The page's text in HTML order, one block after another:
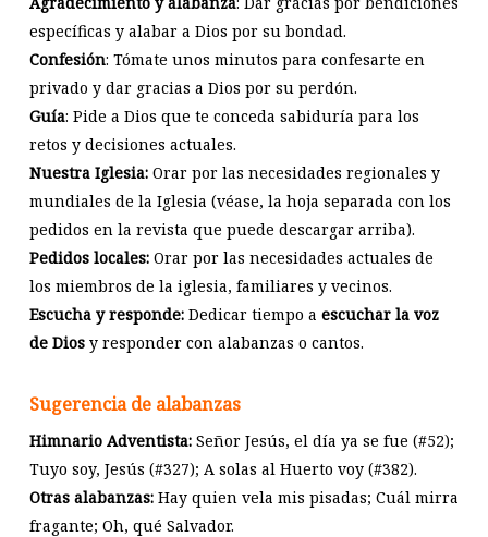
específicas y alabar a Dios por su bondad.
Confesión: Tómate unos minutos para confesarte en
privado y dar gracias a Dios por su perdón.
Guía: Pide a Dios que te conceda sabiduría para los
retos y decisiones actuales.
Nuestra Iglesia: Orar por las necesidades regionales y
mundiales de la Iglesia (véase, la hoja separada con los
pedidos en la revista que puede descargar arriba).
Pedidos locales: Orar por las necesidades actuales de
los miembros de la iglesia, familiares y vecinos.
Escucha y responde: Dedicar tiempo a escuchar la voz
de Diosy responder con alabanzas o cantos.
Sugerencia de alabanzas
Himnario Adventista:Señor Jesús, el día ya se fue (#52);
Tuyo soy, Jesús (#327); A solas al Huerto voy (#382).
Otras alabanzas:Hay quien vela mis pisadas; Cuál mirra
fragante; Oh, qué Salvador.